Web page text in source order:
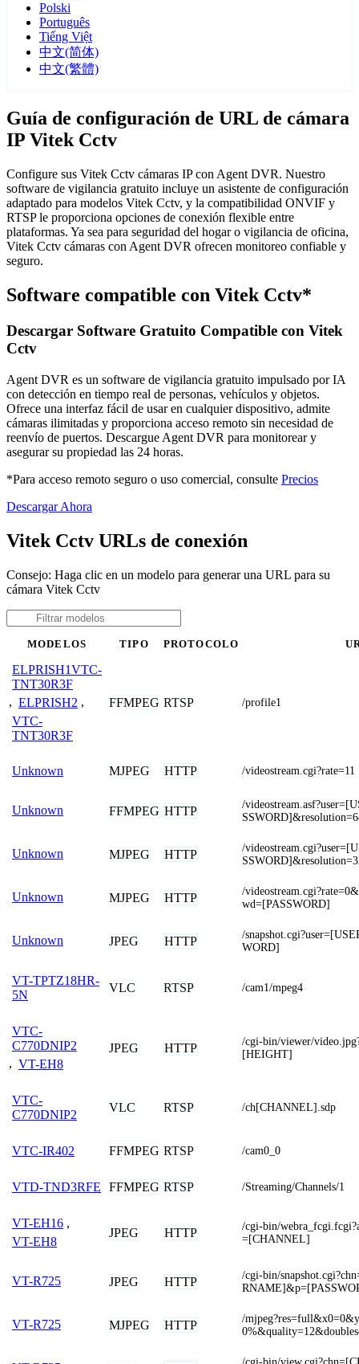
Polski
Português
Tiếng Việt
中文(简体)
中文(繁體)
Guía de configuración de URL de cámara
IP Vitek Cctv
Configure sus Vitek Cctv cámaras IP con Agent DVR. Nuestro
software de vigilancia gratuito incluye un asistente de configuración
adaptado para modelos Vitek Cctv, y la compatibilidad ONVIF y
RTSP le proporciona opciones de conexión flexible entre
plataformas. Ya sea para seguridad del hogar o vigilancia de oficina,
Vitek Cctv cámaras con Agent DVR ofrecen monitoreo confiable y
seguro.
Software compatible con Vitek Cctv*
Descargar Software Gratuito Compatible con Vitek
Cctv
Agent DVR es un software de vigilancia gratuito impulsado por IA
con detección en tiempo real de personas, vehículos y objetos.
Ofrece una interfaz fácil de usar en cualquier dispositivo, admite
cámaras ilimitadas y proporciona acceso remoto sin necesidad de
reenvío de puertos. Descargue Agent DVR para monitorear y
asegurar su propiedad las 24 horas.
*Para acceso remoto seguro o uso comercial, consulte Precios
Descargar Ahora
Vitek Cctv URLs de conexión
Consejo: Haga clic en un modelo para generar una URL para su
cámara Vitek Cctv
MODELOS TIPO PROTOCOLO
ELPRISH1VTC-
TNT30R3F
, ELPRISH2 ,
VTC-
TNT30R3F
FFMPEG RTSP /profile1
Unknown MJPEG HTTP /videostream.cgi?rate=11
Unknown FFMPEG HTTP
/
Unknown MJPEG HTTP
/
Unknown MJPEG HTTP
/
wd=[PASSWORD]
Unknown JPEG HTTP
/
WORD]
VT-TPTZ18HR-
5N
VLC RTSP /cam1/mpeg4
VTC-
C770DNIP2
, VT-EH8
JPEG HTTP
/cgi-bin/viewer/
[HEIGHT]
VTC-
C770DNIP2
VLC RTSP /ch[CHANNEL].sdp
VTC-IR402 FFMPEG RTSP /cam0_0
VTD-TND3RFE FFMPEG RTSP /Streaming/Channels/1
VT-EH16 ,
VT-EH8
JPEG HTTP
/cgi-bin/
=[CHANNEL]
VT-R725 JPEG HTTP
/cgi-bin/
VT-R725 MJPEG HTTP
/